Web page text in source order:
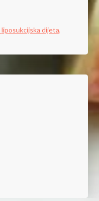
liposukcijska dijeta,